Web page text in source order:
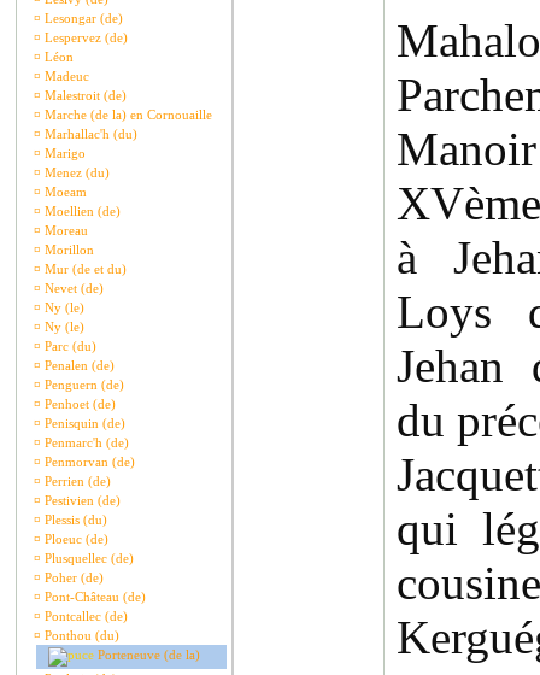
¤ Lesongar (de)
¤ Lespervez (de)
¤ Léon
¤ Madeuc
¤ Malestroit (de)
¤ Marche (de la) en Cornouaille
¤ Marhallac'h (du)
¤ Marigo
¤ Menez (du)
¤ Moeam
¤ Moellien (de)
¤ Moreau
¤ Morillon
¤ Mur (de et du)
¤ Nevet (de)
¤ Ny (le)
¤ Ny (le)
¤ Parc (du)
¤ Penalen (de)
¤ Penguern (de)
¤ Penhoet (de)
¤ Penisquin (de)
¤ Penmarc'h (de)
¤ Penmorvan (de)
¤ Perrien (de)
¤ Pestivien (de)
¤ Plessis (du)
¤ Ploeuc (de)
¤ Plusquellec (de)
¤ Poher (de)
¤ Pont-Château (de)
¤ Pontcallec (de)
¤ Ponthou (du)
Porteneuve (de la)
à
Loys
Jehan
du
qui